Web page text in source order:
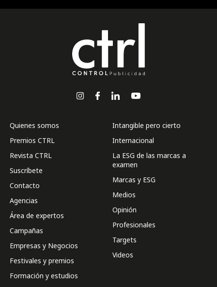
Quienes somos
Premios CTRL
Revista CTRL
Suscríbete
Contacto
Agencias
Área de expertos
Campañas
Empresas y Negocios
Festivales y premios
Formación y estudios
Intangible pero cierto
Internacional
La ESG de las marcas a
examen
Marcas y ESG
Medios
Opinión
Profesionales
Targets
Videos